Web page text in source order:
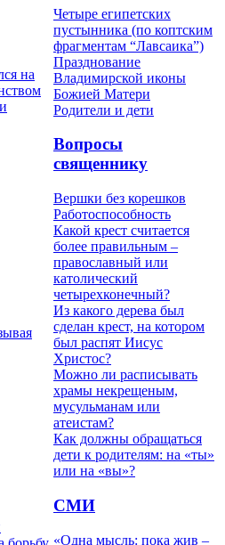
на
Четыре египетских
пустынника (по коптским
фрагментам “Лавсаика”)
Празднование
Владимирской иконы
Божией Матери
Родители и дети
Вопросы
священнику
Вершки без корешков
Работоспособность
Какой крест считается
более правильным –
православный или
католический
четырехконечный?
Из какого дерева был
сделан крест, на котором
был распят Иисус
Христос?
Можно ли расписывать
храмы некрещеным,
мусульманам или
атеистам?
Как должны обращаться
дети к родителям: на «ты»
или на «вы»?
СМИ
«Одна мысль: пока жив –